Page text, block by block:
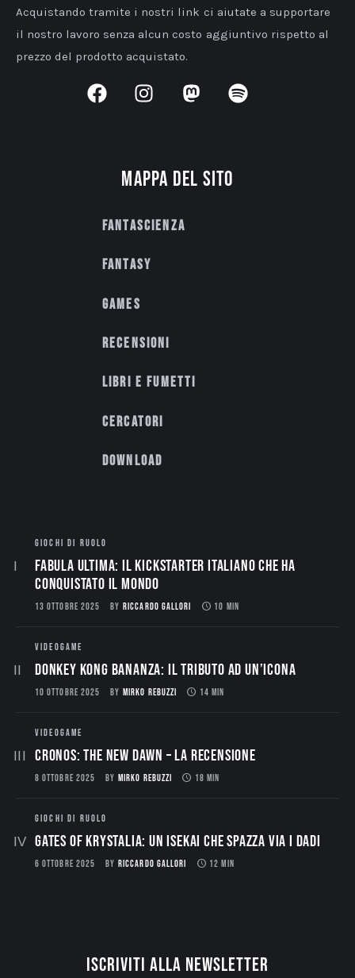
Acquistando tramite i nostri link ci aiutate a supportare
il nostro lavoro senza alcun costo aggiuntivo rispetto al
prezzo del prodotto acquistato.
Mappa del sito
Fantascienza
Fantasy
Games
Recensioni
Libri e fumetti
Cercatori
Download
GIOCHI DI RUOLO
Fabula Ultima: il Kickstarter italiano che ha
conquistato il mondo
13 OTTOBRE 2025 BY RICCARDO GALLORI 10 MIN
VIDEOGAME
Donkey Kong Bananza: Il Tributo ad un’Icona
10 OTTOBRE 2025 BY MIRKO REBUZZI 14 MIN
VIDEOGAME
CRONOS: THE NEW DAWN – La Recensione
8 OTTOBRE 2025 BY MIRKO REBUZZI 18 MIN
GIOCHI DI RUOLO
Gates of Krystalia: Un Isekai che spazza via i dadi
6 OTTOBRE 2025 BY RICCARDO GALLORI 12 MIN
Iscriviti alla newsletter